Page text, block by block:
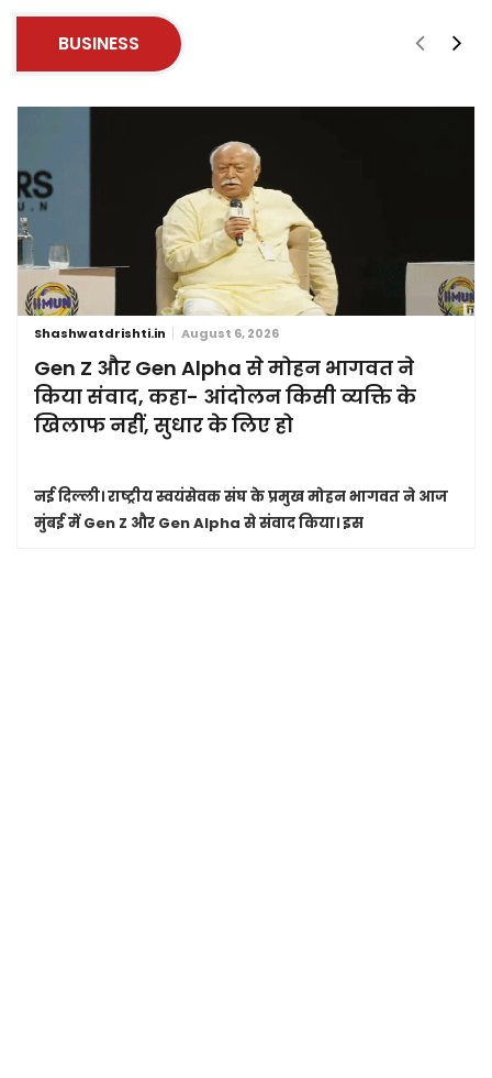
BUSINESS
Shashwatdrishti.in August 6, 2026
Gen Z और Gen Alpha से मोहन भागवत ने
किया संवाद, कहा- आंदोलन किसी व्यक्ति के
खिलाफ नहीं, सुधार के लिए हो
नई दिल्ली।राष्ट्रीय स्वयंसेवक संघ के प्रमुख मोहन भागवत ने आज
मुंबई में Gen Z और Gen Alpha से संवाद किया। इस